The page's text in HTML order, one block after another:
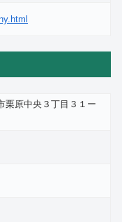
栗原中央３丁目３１ー